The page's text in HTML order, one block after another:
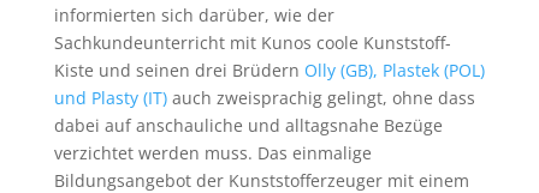
informierten sich darüber, wie der
Sachkundeunterricht mit Kunos coole Kunststoff-
Kiste und seinen drei Brüdern Olly (GB), Plastek (POL)
und Plasty (IT)auch zweisprachig gelingt, ohne dass
dabei auf anschauliche und alltagsnahe Bezüge
verzichtet werden muss. Das einmalige
Bildungsangebot der Kunststoff­erzeuger mit einem